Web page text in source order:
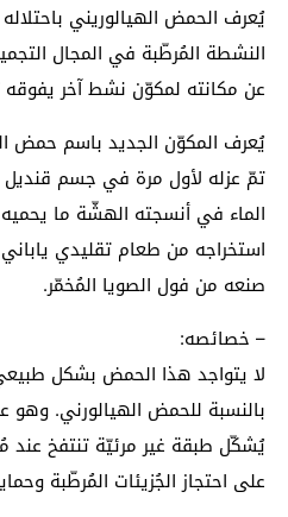
يُعرف الحمض الهيالوريني
النشطة المُرطّبة في المجال
عن مكانته لمكوّن نشط آخر يفوقه
تمّ عزله لأول مرة في جسم قنديل
الماء في أنسجته الهشّة ما
استخراجه من طعام تقليدي
صنعه من فول الصويا المُخمّر.
– خصائصه:
لا يتواجد هذا الحمض بشكل
بالنسبة للحمض الهيالورني.
يُشكّل طبقة غير مرئيّة تنتفخ عند
على احتجاز الجُزيئات المُرطّبة